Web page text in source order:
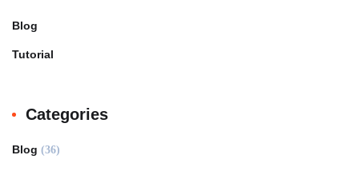
Blog
Tutorial
Categories
Blog (36)